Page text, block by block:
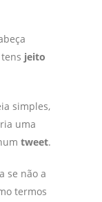
jeito
simples,
uma
tweet.
se não a
termos